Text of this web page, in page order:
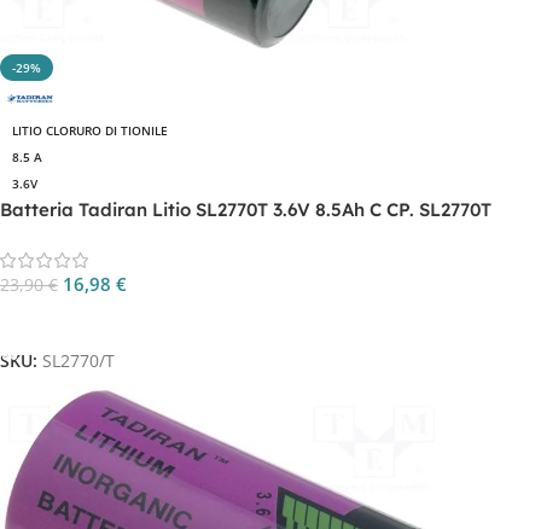
-29%
LITIO CLORURO DI TIONILE
8.5 A
3.6V
Batteria Tadiran Litio SL2770T 3.6V 8.5Ah C CP. SL2770T
23,90€ 16,98 €
SKU: SL2770/T